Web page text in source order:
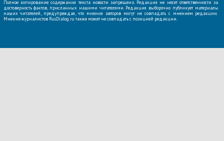
Полное копирование содержания текста новости запрещено. Редакция не несет ответственности за
достоверность фактов, присланных нашими читателями. Редакция выборочно публикует материалы
наших читателей, предупреждая, что мнения авторов могут не совпадать с мнением редакции.
Мнение журналистов RusDialog.ru также может не совпадать с позицией редакции.